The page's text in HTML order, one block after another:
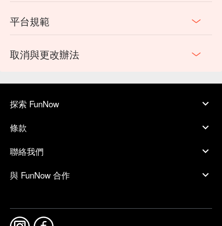
平台規範
取消與更改辦法
探索 FunNow
條款
聯絡我們
與 FunNow 合作